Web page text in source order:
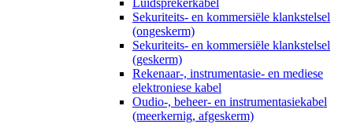
Luidsprekerkabel
Sekuriteits- en kommersiële klankstelsel
(ongeskerm)
Sekuriteits- en kommersiële klankstelsel
(geskerm)
Rekenaar-, instrumentasie- en mediese
elektroniese kabel
Oudio-, beheer- en instrumentasiekabel
(meerkernig, afgeskerm)